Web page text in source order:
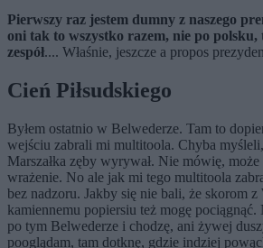
Pierwszy raz jestem dumny z naszego
oni tak to wszystko razem, nie po polsku,
zespół.... Właśnie, jeszcze a propos
Cień Piłsudskiego
Byłem ostatnio w Belwederze. Tam to
wejściu zabrali mi multitoola. Chyba
Marszałka zęby wyrywał. Nie mówię,
wrażenie. No ale jak mi tego multitoola
bez nadzoru. Jakby się nie bali, że skorom z
kamiennemu popiersiu też mogę
po tym Belwederze i chodzę, ani żywej
pooglądam, tam dotknę, gdzie indziej